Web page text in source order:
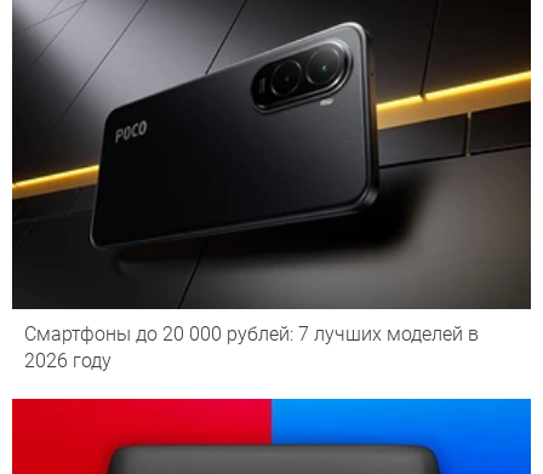
Смартфоны до 20 000 рублей: 7 лучших моделей в
2026 году